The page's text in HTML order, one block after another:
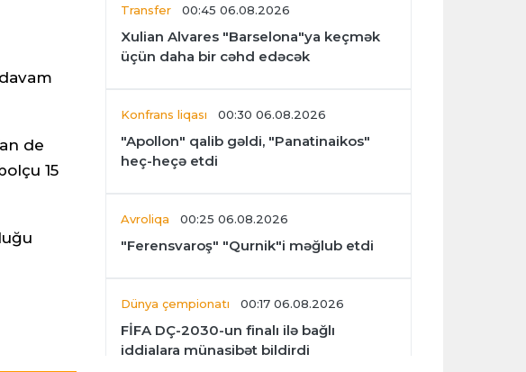
de
15
Transfer 00:45 06.08.2026
Xulian Alvares "Barselona"ya keçmək
üçün daha bir cəhd edəcək
Konfrans liqası 00:30 06.08.2026
"Apollon" qalib gəldi, "Panatinaikos"
heç-heçə etdi
Avroliqa 00:25 06.08.2026
"Ferensvaroş" "Qurnik"i məğlub etdi
Dünya çempionatı 00:17 06.08.2026
FİFA DÇ-2030-un finalı ilə bağlı
iddialara münasibət bildirdi